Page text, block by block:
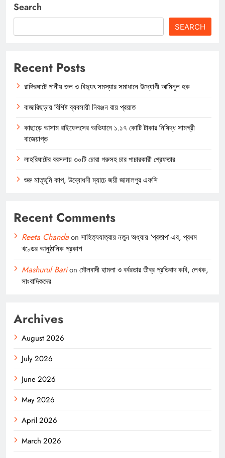
Search
SEARCH
Recent Posts
রাঙ্গিরঘাটে পানীয় জল ও বিদ্যুৎ সমস্যার সমাধানে উদ্যোগী আমিনুল হক
বাজারিছড়ায় বিশিষ্ট ব্যবসায়ী নিরঞ্জন রায় প্রয়াত
কাছাড়ে আসাম রাইফেলসের অভিযানে ১.১৭ কোটি টাকার নিষিদ্ধ সামগ্রী
বাজেয়াপ্ত
লাহরিঘাটের বরসলায় ৩০টি চোরা গরুসহ চার পাচারকারী গ্রেফতার
শুরু মাতৃভূমি কাপ, উদ্বোধনী ম্যাচে জয়ী জামালপুর এফসি
Recent Comments
Reeta Chandaon সাহিত্যযাত্রায় নতুন অধ্যায় ‘প্রতাপ’-এর, প্রথম
খণ্ডের আনুষ্ঠানিক প্রকাশ
Mashurul Barion মৌলবাদী হামলা ও বর্বরতার তীব্র প্রতিবাদ কবি, লেখক,
সাংবাদিকদের
Archives
August 2026
July 2026
June 2026
May 2026
April 2026
March 2026